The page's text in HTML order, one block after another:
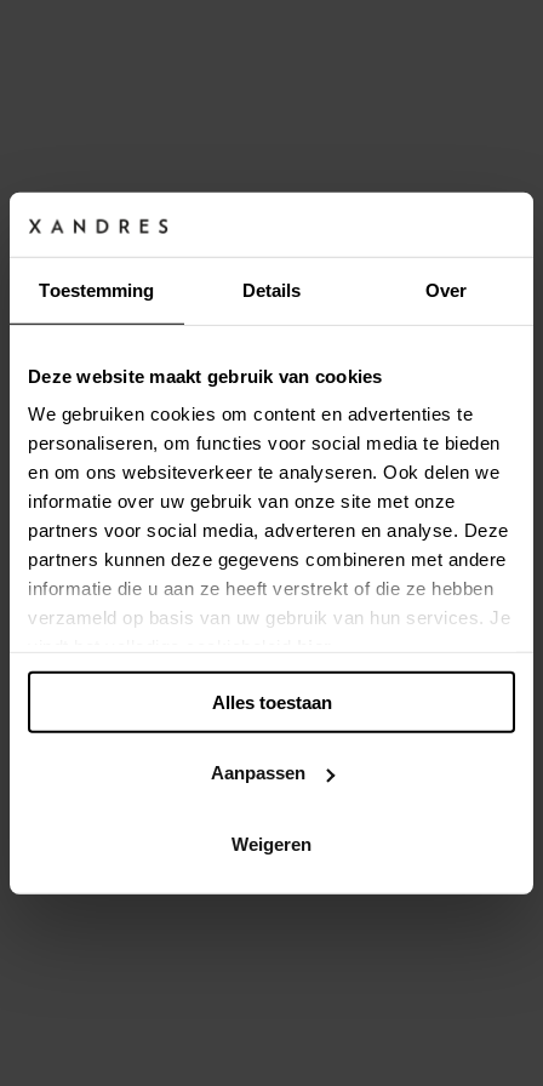
Toestemming Details Over
Deze website maakt gebruik van cookies
We gebruiken cookies om content en advertenties te
personaliseren, om functies voor social media te bieden
en om ons websiteverkeer te analyseren. Ook delen we
informatie over uw gebruik van onze site met onze
partners voor social media, adverteren en analyse. Deze
partners kunnen deze gegevens combineren met andere
informatie die u aan ze heeft verstrekt of die ze hebben
verzameld op basis van uw gebruik van hun services. Je
Alles toestaan
Aanpassen
Weigeren
Site is under maintenance, we will be back very
soon!